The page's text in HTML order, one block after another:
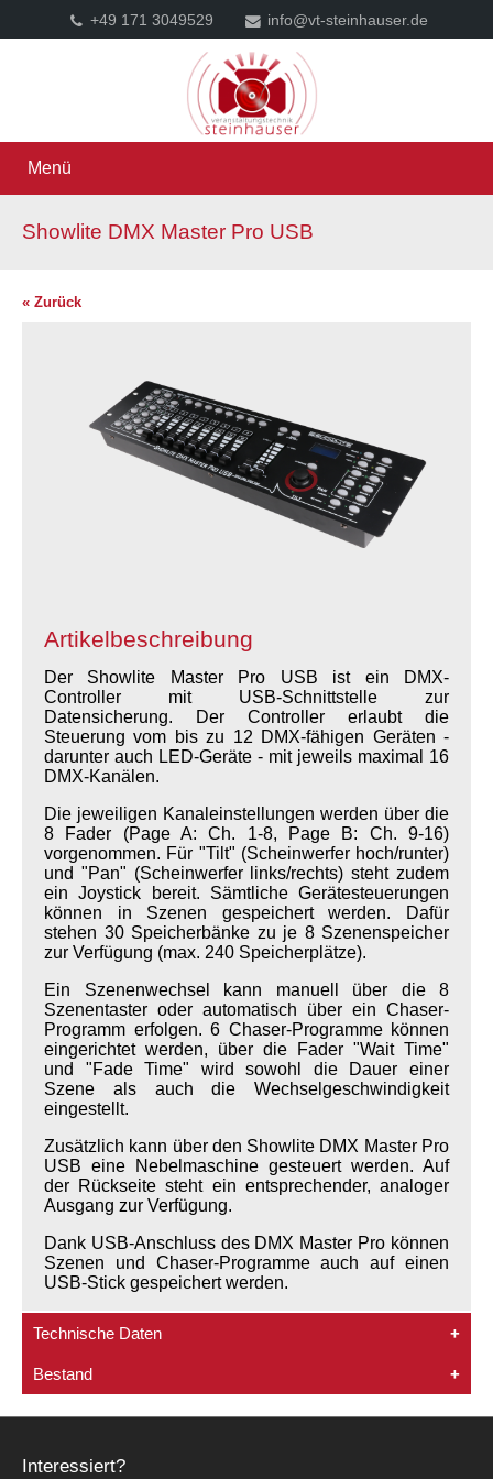
+49 171 3049529 info@vt-steinhauser.de
Menü
Showlite DMX Master Pro USB
« Zurück
Artikelbeschreibung
Der Showlite Master Pro USB ist ein DMX-
Controller mit USB-Schnittstelle zur
Datensicherung. Der Controller erlaubt die
Steuerung vom bis zu 12 DMX-fähigen Geräten -
darunter auch LED-Geräte - mit jeweils maximal 16
DMX-Kanälen.
Die jeweiligen Kanaleinstellungen werden über die
8 Fader (Page A: Ch. 1-8, Page B: Ch. 9-16)
vorgenommen. Für "Tilt" (Scheinwerfer hoch/runter)
und "Pan" (Scheinwerfer links/rechts) steht zudem
ein Joystick bereit. Sämtliche Gerätesteuerungen
können in Szenen gespeichert werden. Dafür
stehen 30 Speicherbänke zu je 8 Szenenspeicher
zur Verfügung (max. 240 Speicherplätze).
Ein Szenenwechsel kann manuell über die 8
Szenentaster oder automatisch über ein Chaser-
Programm erfolgen. 6 Chaser-Programme können
eingerichtet werden, über die Fader "Wait Time"
und "Fade Time" wird sowohl die Dauer einer
Szene als auch die Wechselgeschwindigkeit
eingestellt.
Zusätzlich kann über den Showlite DMX Master Pro
USB eine Nebelmaschine gesteuert werden. Auf
der Rückseite steht ein entsprechender, analoger
Ausgang zur Verfügung.
Dank USB-Anschluss des DMX Master Pro können
Szenen und Chaser-Programme auch auf einen
USB-Stick gespeichert werden.
Technische Daten
DMX-Controller
192 DMX-Kanäle
USB-Anschluss zur Datenspeicherung auf USB-
Bis zu 12 DMX-fähige Geräte mit je max. 16
Bestand
Der Artikel ist1xVorrätig!
Interessiert?